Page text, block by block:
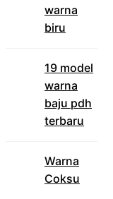
warna
biru
19 model
warna
baju pdh
terbaru
Warna
Coksu